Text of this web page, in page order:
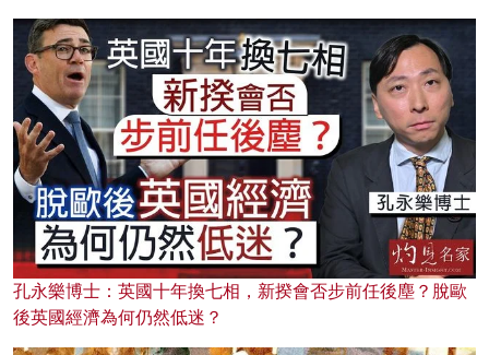
孔永樂博士：英國十年換七相，新揆會否步前任後塵？脫歐
後英國經濟為何仍然低迷？